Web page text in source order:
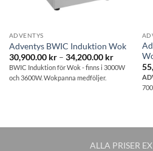
ADVENTYS
Adventys BWIC Induktion Wok
30,900.00 kr – 34,200.00 kr
30,900.00
till
BWIC Induktion för Wok - finns i 3000W
och 3600W. Wokpanna medföljer.
ALLA PRISER